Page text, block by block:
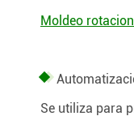
Moldeo
Se utiliza para